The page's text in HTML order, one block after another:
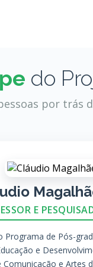
do
por trás
E
Programa de Pós-
e
Comunicação e Artes